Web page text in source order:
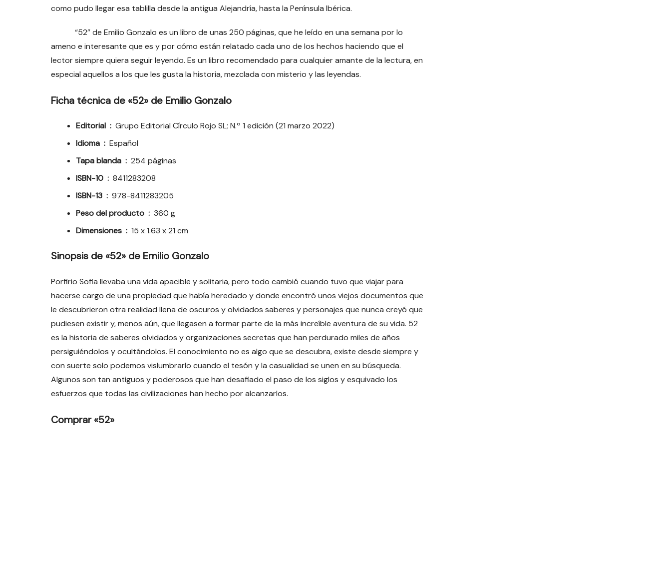
como pudo llegar esa tablilla desde la antigua Alejandría, hasta la Península Ibérica.
“52” de Emilio Gonzalo es un libro de unas 250 páginas, que he leído en una semana por lo
ameno e interesante que es y por cómo están relatado cada uno de los hechos haciendo que el
lector siempre quiera seguir leyendo. Es un libro recomendado para cualquier amante de la lectura, en
especial aquellos a los que les gusta la historia, mezclada con misterio y las leyendas.
Ficha técnica de «52» de Emilio Gonzalo
Editorial ‏ : ‎ Grupo Editorial Círculo Rojo SL; N.º 1 edición (21 marzo 2022)
Idioma ‏ : ‎ Español
Tapa blanda ‏ : ‎ 254 páginas
ISBN-10 ‏ : ‎ 8411283208
ISBN-13 ‏ : ‎ 978-8411283205
Peso del producto ‏ : ‎ 360 g
Dimensiones ‏ : ‎ 15 x 1.63 x 21 cm
Sinopsis de «52» de Emilio Gonzalo
Porfirio Sofia llevaba una vida apacible y solitaria, pero todo cambió cuando tuvo que viajar para
hacerse cargo de una propiedad que había heredado y donde encontró unos viejos documentos que
le descubrieron otra realidad llena de oscuros y olvidados saberes y personajes que nunca creyó que
pudiesen existir y, menos aún, que llegasen a formar parte de la más increíble aventura de su vida. 52
es la historia de saberes olvidados y organizaciones secretas que han perdurado miles de años
persiguiéndolos y ocultándolos. El conocimiento no es algo que se descubra, existe desde siempre y
con suerte solo podemos vislumbrarlo cuando el tesón y la casualidad se unen en su búsqueda.
Algunos son tan antiguos y poderosos que han desafiado el paso de los siglos y esquivado los
esfuerzos que todas las civilizaciones han hecho por alcanzarlos.
Comprar «52»